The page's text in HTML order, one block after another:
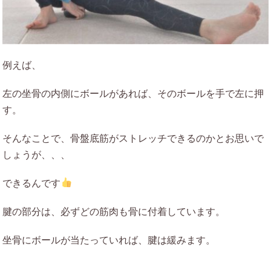
例えば、
左の坐骨の内側にボールがあれば、そのボールを手で左に押
す。
そんなことで、骨盤底筋がストレッチできるのかとお思いで
しょうが、、、
できるんです
腱の部分は、必ずどの筋肉も骨に付着しています。
坐骨にボールが当たっていれば、腱は緩みます。